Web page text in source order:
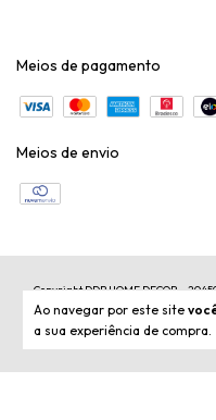
Ao navegar por este site
a sua experiência de compra.
Meios de pagamento
Meios de envio
Copyright DDB HOME DECOR -